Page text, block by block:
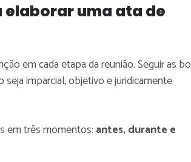
uma ata de
em cada etapa da reunião. Seguir as
imparcial, objetivo e juridicamente
em três momentos: antes, durante e